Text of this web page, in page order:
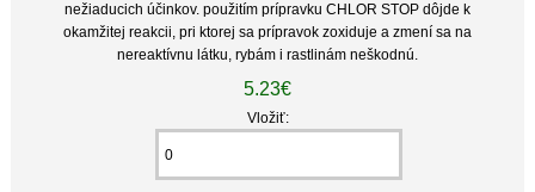
nežiaducich účinkov. použitím prípravku CHLOR STOP dôjde k
okamžitej reakcii, pri ktorej sa prípravok zoxiduje a zmení sa na
nereaktívnu látku, rybám i rastlinám neškodnú.
5.23€
Vložiť: